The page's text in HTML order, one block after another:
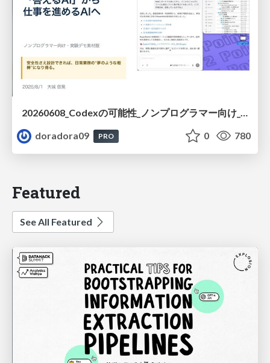
20260608_Codexの可能性_ノンプログラマー向け_大城追記
doradora09
PRO 0 780
Featured
See All Featured